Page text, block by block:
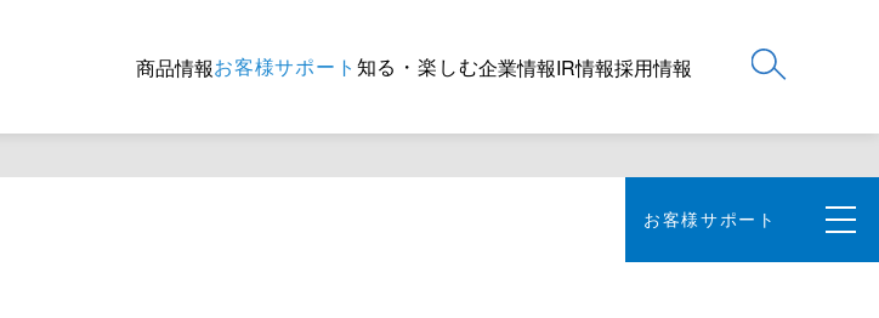
商品情報お客様サポート 知る・楽しむ企業情報IR情報採用情報
お客様サポート